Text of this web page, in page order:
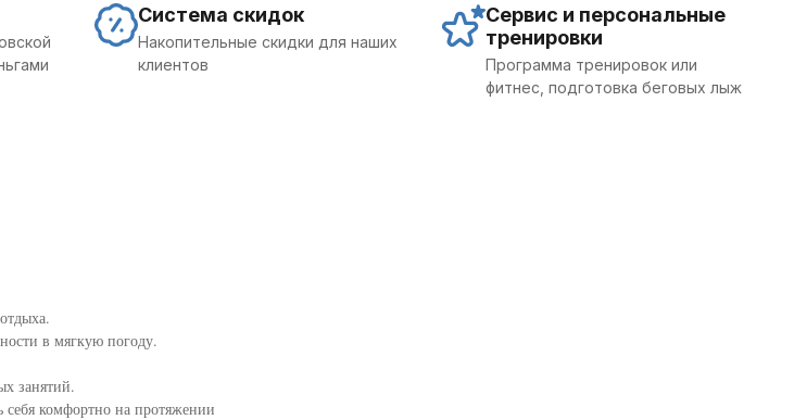
Система скидок
Накопительные скидки для наших
клиентов
Сервис и персональные
тренировки
Программа тренировок или
фитнес, подготовка беговых лыж
в мягкую погоду.
занятий.
комфортно на протяжении